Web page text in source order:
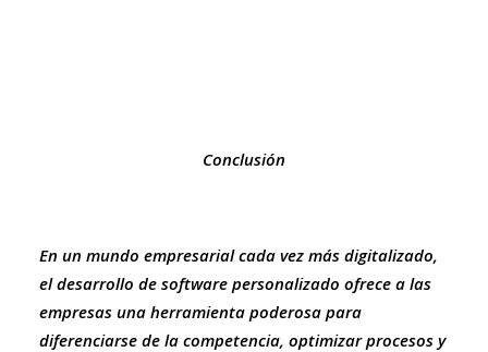
Conclusión
En un mundo empresarial cada vez más digitalizado,
el desarrollo de software personalizado ofrece a las
empresas una herramienta poderosa para
diferenciarse de la competencia, optimizar procesos y